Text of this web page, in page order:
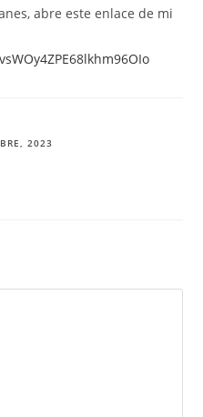
abre este enlace de mi
2023